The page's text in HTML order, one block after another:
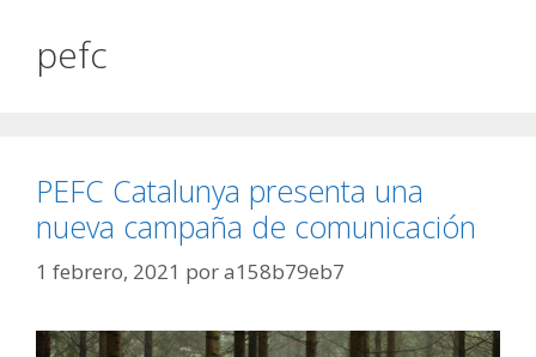
pefc
PEFC Catalunya presenta una
nueva campaña de comunicación
1 febrero, 2021 pora158b79eb7